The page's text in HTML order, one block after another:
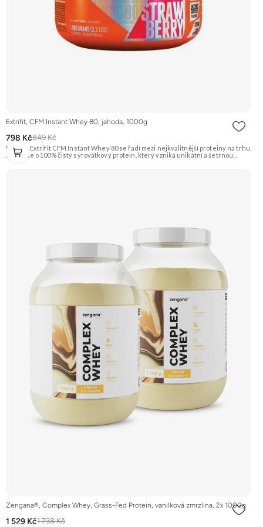
Extrifit, CFM Instant Whey 80, jahoda, 1000g
798 Kč849 Kč
Protein Extrifit CFM Instant Whey 80 se řadí mezi nejkvalitnější proteiny na trhu.
Jedná se o 100% čistý syrovátkový protein, který vzniká unikátní a šetrnou
Zengana®, Complex Whey, Grass-Fed Protein, vanilková zmrzlina, 2x 1000g
1 529 Kč1 738 Kč